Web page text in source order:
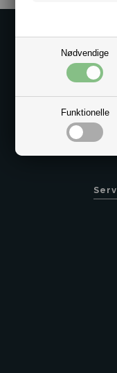
Nødvendige
Funktionelle